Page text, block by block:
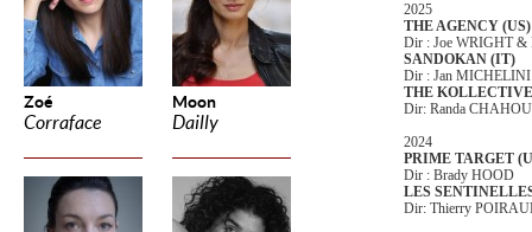
Zoé
Corraface
Moon
Dailly
2025
THE AGENCY (US)
Dir : Joe WRIGHT
SANDOKAN (IT)
Dir : Jan
THE KOLLECTIVE
Dir: Randa
2024
PRIME TARGET
Dir : Brady HOOD
LES
Dir: Thierry